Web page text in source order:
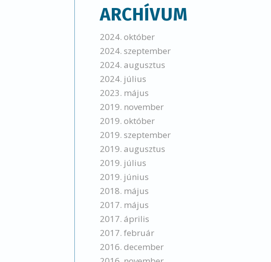
ARCHÍVUM
2024. október
2024. szeptember
2024. augusztus
2024. július
2023. május
2019. november
2019. október
2019. szeptember
2019. augusztus
2019. július
2019. június
2018. május
2017. május
2017. április
2017. február
2016. december